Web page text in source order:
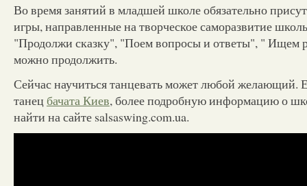
Во время занятий в младшей школе обязательно
игры, направленные на творческое саморазвитие
"Продолжи сказку", "Поем вопросы и ответы", " Ищем
можно продолжить.
Сейчас научиться танцевать может любой желающий.
танец бачата Киев, более подробную информацию о
найти на сайте salsaswing.com.ua.